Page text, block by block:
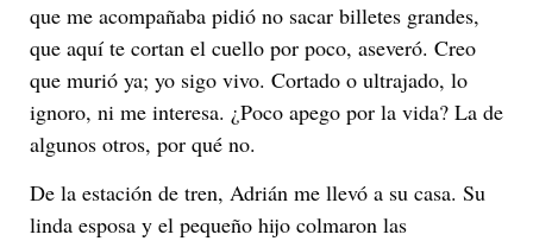
que me acompañaba pidió no sacar billetes grandes,
que aquí te cortan el cuello por poco, aseveró. Creo
que murió ya; yo sigo vivo. Cortado o ultrajado, lo
ignoro, ni me interesa. ¿Poco apego por la vida? La de
algunos otros, por qué no.
De la estación de tren, Adrián me llevó a su casa. Su
linda esposa y el pequeño hijo colmaron las